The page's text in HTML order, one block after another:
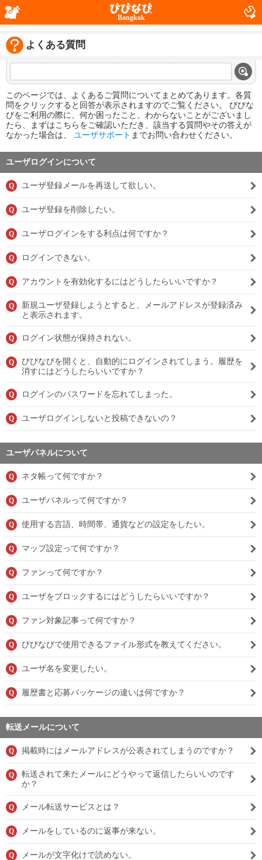
Bangkok
よくある質問
このページでは、よくあるご質問についてまとめてあります。各質
問をクリックすると回答が表示されますのでご覧ください。 びびな
びをご利用の際に、何か困ったこと、わからないことがございまし
たら、まずはこちらをご確認いただき、該当する質問やその答えが
なかった場合は、 ユーザサポート までお問い合わせください。
ユーザログインについて
Q ユーザ登録メールを再送して欲しい。
Q ユーザ登録を削除したい。
Q ユーザログインをする利点は何ですか？
Q ログインできない。
Q アカウントを有効化するにはどうしたらいいですか？
Q
新規ユーザ登録しようとすると、メールアドレスが登録済み
と表示されます。
Q ログイン状態が保持されない。
Q
びびなびを開くと、自動的にログインされてしまう。履歴を
消すにはどうしたらいいですか？
Q ログインのパスワードを忘れてしまった。
Q ユーザログインしないと投稿できないの？
ユーザパネルについて
Q ネタ帳って何ですか？
Q ユーザパネルって何ですか？
Q 使用する言語、時間帯、通貨などの設定をしたい。
Q マップ設定って何ですか？
Q ファンって何ですか？
Q ユーザをブロックするにはどうしたらいいですか？
Q ファン対象記事って何ですか？
Q びびなびで使用できるファイル形式を教えてください。
Q ユーザ名を変更したい。
Q 履歴書と応募パッケージの違いは何ですか？
転送メールについて
Q 掲載時にはメールアドレスが公表されてしまうのですか？
Q
転送されて来たメールにどうやって返信したらいいのです
か？
Q メール転送サービスとは？
Q メールをしているのに返事が来ない。
Q メールが文字化けで読めない。